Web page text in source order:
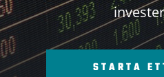
STARTA